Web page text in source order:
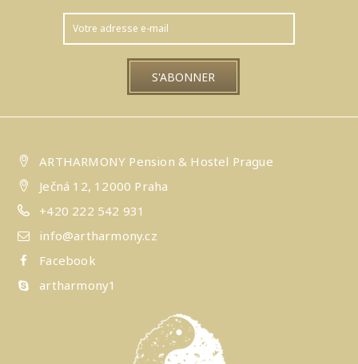
ARTHARMONY Pension & Hostel Prague
Ječná 12, 12000 Praha
+420 222 542 931
info@artharmony.cz
Facebook
artharmony1